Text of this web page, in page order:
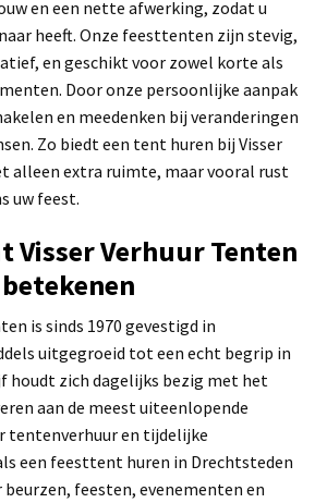
en een nette afwerking, zodat u
heeft. Onze feesttenten zijn stevig,
en geschikt voor zowel korte als
Door onze persoonlijke aanpak
en meedenken bij veranderingen
Zo biedt een tent huren bij Visser
alleen extra ruimte, maar vooral rust
uw feest.
Visser Verhuur Tenten
is sinds 1970 gevestigd in
uitgegroeid tot een echt begrip in
houdt zich dagelijks bezig met het
aan de meest uiteenlopende
tentenverhuur en tijdelijke
een feesttent huren in Drechtsteden
feesten, evenementen en